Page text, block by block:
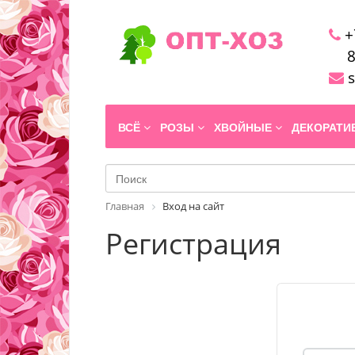
ВСЁ РОЗЫ ХВОЙНЫЕ
Главная Вход на сайт
Регистрация